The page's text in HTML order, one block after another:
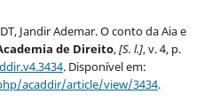
Jandir Ademar. O conto da Aia e
de Direito,[S. l.], v. 4, p.
. Disponível em:
acaddir/article/view/3434.